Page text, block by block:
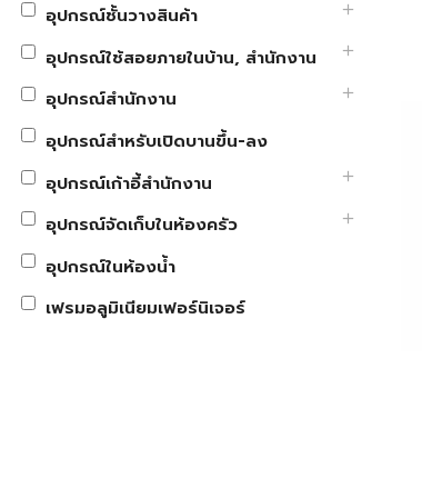
อุปกรณ์ชั้นวางสินค้า
อุปกรณ์ใช้สอยภายในบ้าน, สำนักงาน
อุปกรณ์สำนักงาน
อุปกรณ์สำหรับเปิดบานขึ้น-ลง
อุปกรณ์เก้าอี้สำนักงาน
อุปกรณ์จัดเก็บในห้องครัว
อุปกรณ์ในห้องน้ำ
เฟรมอลูมิเนียมเฟอร์นิเจอร์